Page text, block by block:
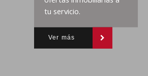
tu servicio.
Ver más